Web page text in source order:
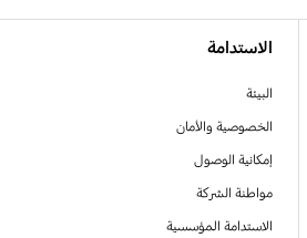
الاستدامة
البيئة
الخصوصية والأمان
إمكانية الوصول
مواطنة الشركة
الاستدامة المؤسسية